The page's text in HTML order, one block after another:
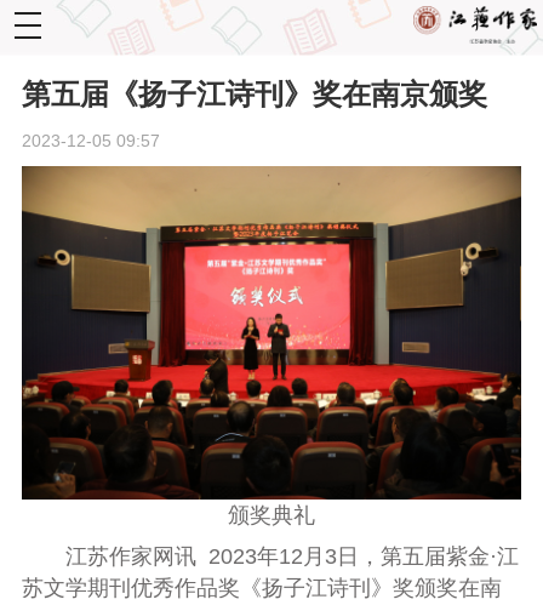
toggle
navigation
第五届《扬子江诗刊》奖在南京颁奖
2023-12-05 09:57
颁奖典礼
江苏作家网讯 2023年12 月 3日，第五届紫金·江
苏文学期刊优秀作品奖《扬子江诗刊》奖颁奖在南